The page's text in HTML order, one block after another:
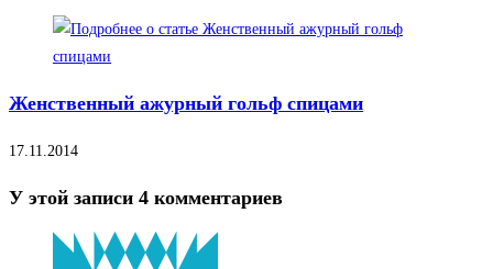
Женственный ажурный гольф спицами
17.11.2014
У этой записи 4 комментариев